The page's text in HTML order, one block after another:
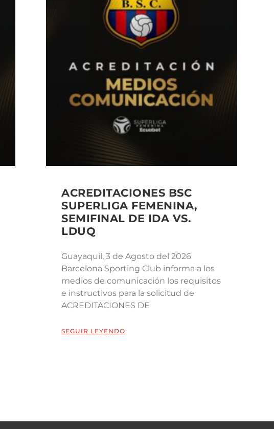
ACREDITACIONES BSC
SUPERLIGA FEMENINA,
SEMIFINAL DE IDA VS.
LDUQ
Guayaquil, 3 de Agosto del 2026
Barcelona Sporting Club informa a los
medios de comunicación los requisitos
e instructivos para la solicitud de
ACREDITACIONES DE
SEGUIR LEYENDO